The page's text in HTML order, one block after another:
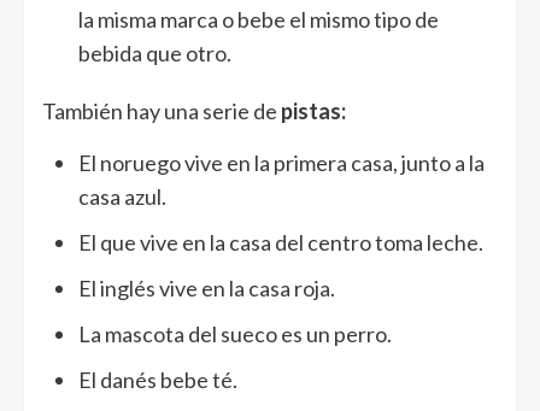
la misma marca o bebe el mismo tipo de
bebida que otro.
También hay una serie de pistas:
El noruego vive en la primera casa, junto a la
casa azul.
El que vive en la casa del centro toma leche.
El inglés vive en la casa roja.
La mascota del sueco es un perro.
El danés bebe té.